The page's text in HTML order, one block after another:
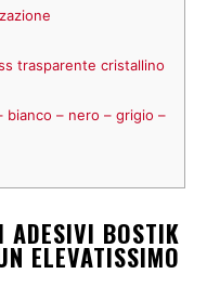
trasparente cristallino
bianco – nero – grigio –
ADESIVI BOSTIK
ELEVATISSIMO